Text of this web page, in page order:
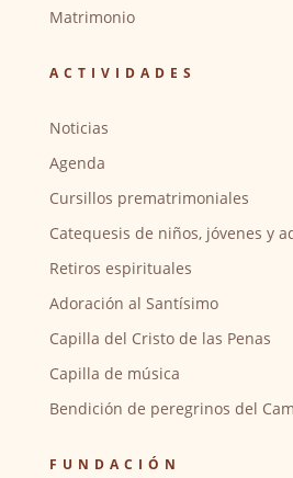
Matrimonio
ACTIVIDADES
Noticias
Agenda
Cursillos prematrimoniales
Catequesis de niños, jóvenes y
Retiros espirituales
Adoración al Santísimo
Capilla del Cristo de las Penas
Capilla de música
Bendición de peregrinos del
FUNDACIÓN